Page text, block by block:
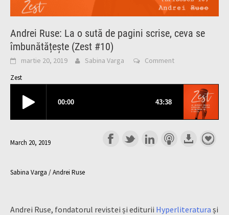
Andrei Ruse: La o sută de pagini scrise, ceva se
îmbunătățește (Zest #10)
martie 20, 2019 Sabina Varga Comment
Zest
March 20, 2019
Sabina Varga / Andrei Ruse
Andrei Ruse, fondatorul revistei și editurii Hyperliteratura și